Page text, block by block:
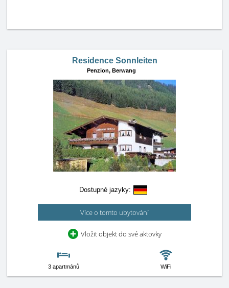
Residence Sonnleiten
Penzion, Berwang
Dostupné jazyky:
Více o tomto ubytování
Vložit objekt do své aktovky
3 apartmánů WiFi